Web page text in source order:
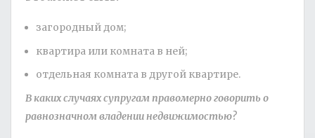
загородный дом;
квартира или комната в ней;
отдельная комната в другой квартире.
В каких случаях супругам правомерно говорить о
равнозначном владении недвижимостью?